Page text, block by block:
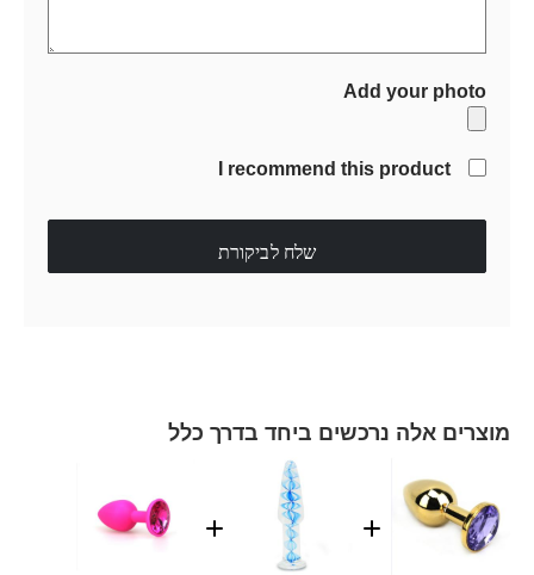
Add your photo
I recommend this product
שלח לביקורת
מוצרים אלה נרכשים ביחד בדרך כלל